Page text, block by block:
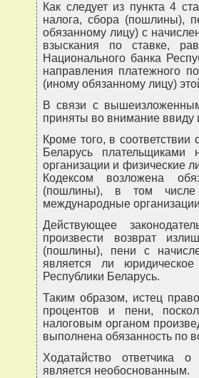
Как следует из пункта 4
налога, сбора (пошлины),
обязанному лицу) с
взыскания по ставке,
Национального банка
направления платежного
(иному обязанному лицу)
В связи с
приняты во внимание ввиду
Кроме того, в соответствии
Беларусь плательщиками
организации и физические
Кодексом возложена
(пошлины), в том числе
международные
Действующее
произвести возврат
(пошлины), пени с
является ли
Республики Беларусь.
Таким образом, истец
процентов и пени,
налоговым органом
выполнена обязанность по
Ходатайство ответчика
является необоснованным.